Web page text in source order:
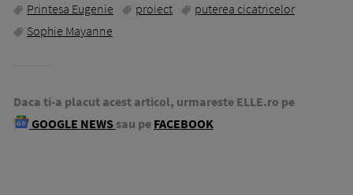
Printesa Eugenie
proiect
puterea cicatricelor
Sophie Mayanne
Daca ti-a placut acest articol, urmareste ELLE.ro pe
GOOGLE NEWS sau pe FACEBOOK